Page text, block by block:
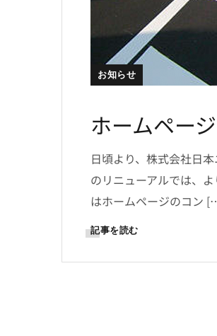
お知らせ
ホームペー
日頃より、株式会社日
のリニューアルでは、
はホームページのコン
記事を読む